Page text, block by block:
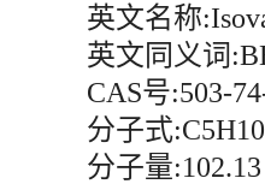
英文名称
英文同义词
CAS号:503-
分子式
分子量:102.13